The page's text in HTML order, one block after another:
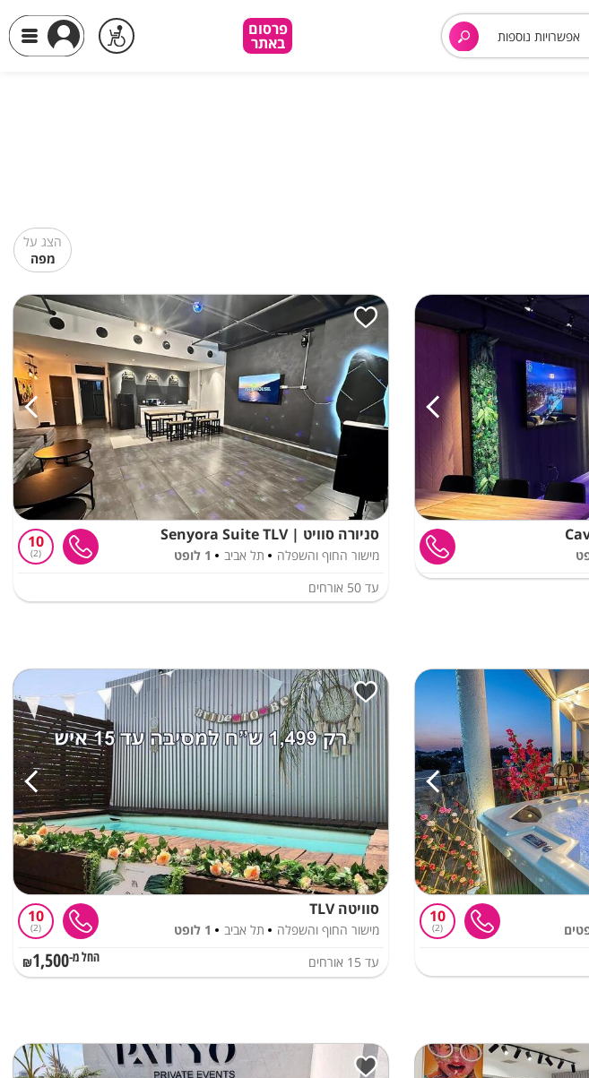
פרסום
באתר אפשרויות נוספות
הצג על
מפה
סניורה סוויט | Senyora Suite TLV
מישור החוף והשפלה תל אביב 1 לופט
10
2
עד 50 אורחים
10
2
סוויטה TLV
מישור החוף והשפלה תל אביב 1 לופט
10
2
עד 15 אורחים החל מ-₪1,500